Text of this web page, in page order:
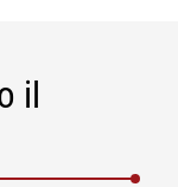
il